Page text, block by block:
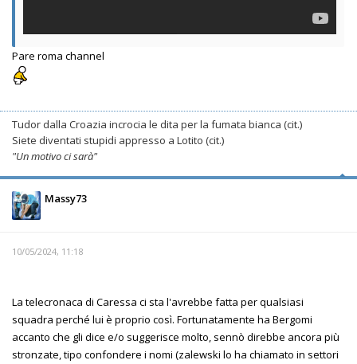
Pare roma channel
Tudor dalla Croazia incrocia le dita per la fumata bianca (cit.)
Siete diventati stupidi appresso a Lotito (cit.)
"Un motivo ci sarà"
Massy73
10/05/2024, 11:18
La telecronaca di Caressa ci sta l'avrebbe fatta per qualsiasi
squadra perché lui è proprio così. Fortunatamente ha Bergomi
accanto che gli dice e/o suggerisce molto, sennò direbbe ancora più
stronzate, tipo confondere i nomi (zalewski lo ha chiamato in settori